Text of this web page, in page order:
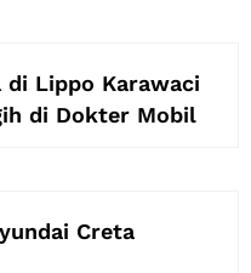
di Lippo Karawaci
di Dokter Mobil
Creta